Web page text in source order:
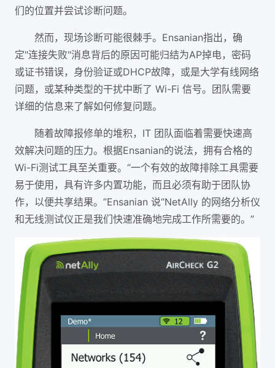
们的位置并尝试诊断问题。
然而，现场诊断可能很棘手。Ensanian指出，确
定"连接失败"消息背后的原因可能归结为AP掉电，密码
或证书错误，身份验证或DHCP故障，或是大学有线网络
问题，或某种类型的干扰中断了 Wi-Fi 信号。团队需要
详细的信息来了解如何修复问题。
随着故障报修单的堆积，IT 团队面临着需要快速高
效解决问题的压力。根据Ensanian的说法，拥有合格的
Wi-Fi测试工具至关重要。“一个有效的故障排除工具需要
易于使用，具有许多内置功能，而且必须有助于团队协
作，以便共享结果。”Ensanian 说“NetAlly 的网络分析仪
和无线测试仪正是我们快速准确地完成工作所需要的。”